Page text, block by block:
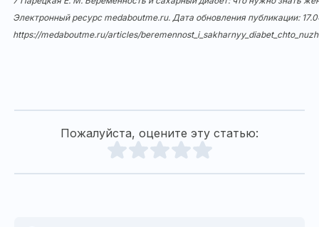
Электронный ресурс medaboutme.ru. Дата обновления публикации:
https://medaboutme.ru/articles/
Пожалуйста, оцените эту статью: